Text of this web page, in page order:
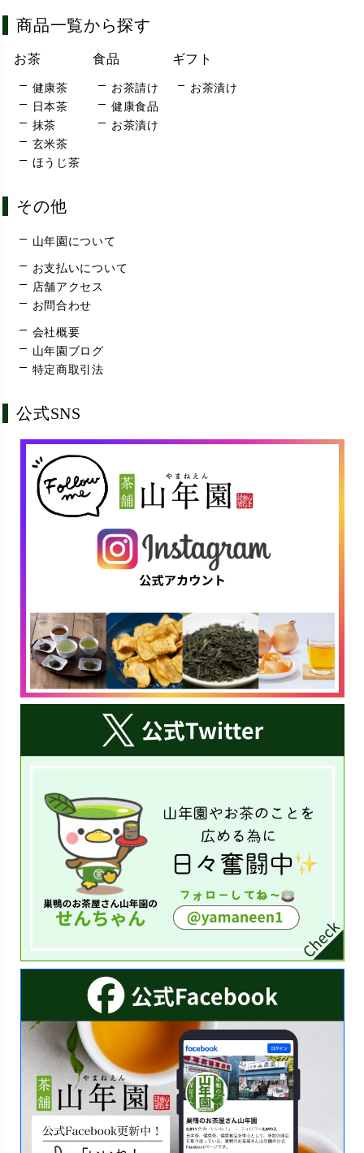
商品一覧から探す
お茶
健康茶
日本茶
抹茶
玄米茶
ほうじ茶
食品
お茶請け
健康食品
お茶漬け
ギフト
お茶漬け
その他
山年園について
お支払いについて
店舗アクセス
お問合わせ
会社概要
山年園ブログ
特定商取引法
公式SNS